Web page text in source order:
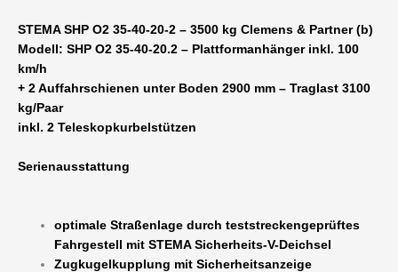
inkl.
100
km/h
Menge
STEMA SHP O2 35-40-20-2 – 3500 kg Clemens & Partner (b)
Modell: SHP O2 35-40-20.2 – Plattformanhänger inkl. 100
km/h
+ 2 Auffahrschienen unter Boden 2900 mm – Traglast 3100
kg/Paar
inkl. 2 Teleskopkurbelstützen
Serienausstattung
optimale Straßenlage durch teststreckengeprüftes
Fahrgestell mit STEMA Sicherheits-V-Deichsel
Zugkugelkupplung mit Sicherheitsanzeige